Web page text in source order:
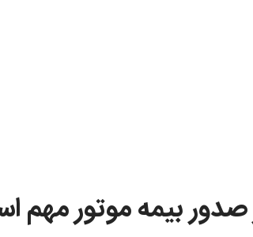
بیمه موتور مهم